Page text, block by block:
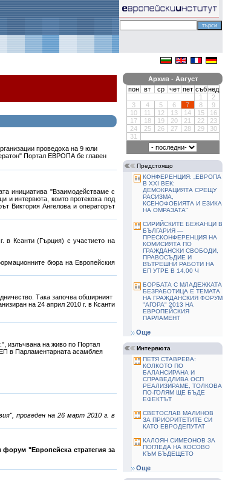
проведоха на 9 юли
Портал ЕВРОПА бе главен
инициатива "Взаимодействаме с
и интервюта, които протекоха под
Виктория Ангелова и операторът
в Ксанти (Гърция) с участието на
бюра на Европейския
Така започва обширният
на 24 април 2010 г. в Ксанти
излъчвана на живо по Портал
в Парламентарната асамблея
проведен на 26 март 2010 г. в
"Европейска стратегия за
Архив - Август
пон
вт ср чет пет съб нед
1
2
3
4 5 6 7 8
9
10
11 12 13 14 15
16
17
18 19 20 21 22
23
24
25 26 27 28 29
30
31
Предстоящо
КОНФЕРЕНЦИЯ: „ЕВРОПА
В ХХІ ВЕК:
ДЕМОКРАЦИЯТА СРЕЩУ
РАСИЗМА,
КСЕНОФОБИЯТА И ЕЗИКА
НА ОМРАЗАТА“
СИРИЙСКИТЕ БЕЖАНЦИ В
БЪЛГАРИЯ —
ПРЕСКОНФЕРЕНЦИЯ НА
КОМИСИЯТА ПО
ГРАЖДАНСКИ СВОБОДИ,
ПРАВОСЪДИЕ И
ВЪТРЕШНИ РАБОТИ НА
ЕП УТРЕ В 14,00 Ч
БОРБАТА С МЛАДЕЖКАТА
БЕЗРАБОТИЦА Е ТЕМАТА
НА ГРАЖДАНСКИЯ ФОРУМ
"АГОРА" 2013 НА
ЕВРОПЕЙСКИЯ
ПАРЛАМЕНТ
Още
Интервюта
ПЕТЯ СТАВРЕВА:
КОЛКОТО ПО
БАЛАНСИРАНА И
СПРАВЕДЛИВА ОСП
РЕАЛИЗИРАМЕ, ТОЛКОВА
ПО-ГОЛЯМ ЩЕ БЪДЕ
ЕФЕКТЪТ
СВЕТОСЛАВ МАЛИНОВ
ЗА ПРИОРИТЕТИТЕ СИ
КАТО ЕВРОДЕПУТАТ
КАЛОЯН СИМЕОНОВ ЗА
ПОГЛЕДА НА КОСОВО
КЪМ БЪДЕЩЕТО
Още